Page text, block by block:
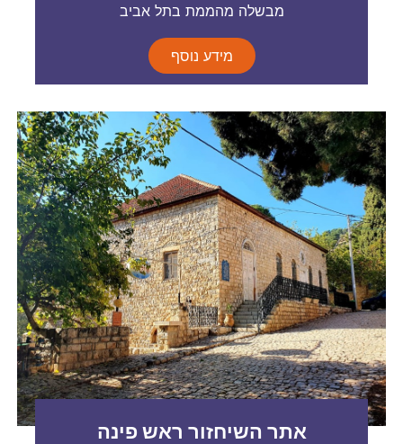
מבשלה מהממת בתל אביב
מידע נוסף
אתר השיחזור ראש פינה